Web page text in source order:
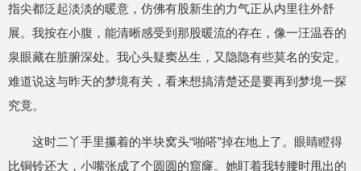
指尖都泛起淡淡的暖意，仿佛有股新生的力气正从内里往外舒
展。我按在小腹，能清晰感受到那股暖流的存在，像一汪温吞的
泉眼藏在脏腑深处。我心头疑窦丛生，又隐隐有些莫名的安定。
难道说这与昨天的梦境有关，看来想搞清楚还是要再到梦境一探
究竟。
这时二丫手里攥着的半块窝头“啪嗒”掉在地上了。眼睛瞪得
比铜铃还大，小嘴张成了个圆圆的窟窿。她盯着我转腰时甩出的